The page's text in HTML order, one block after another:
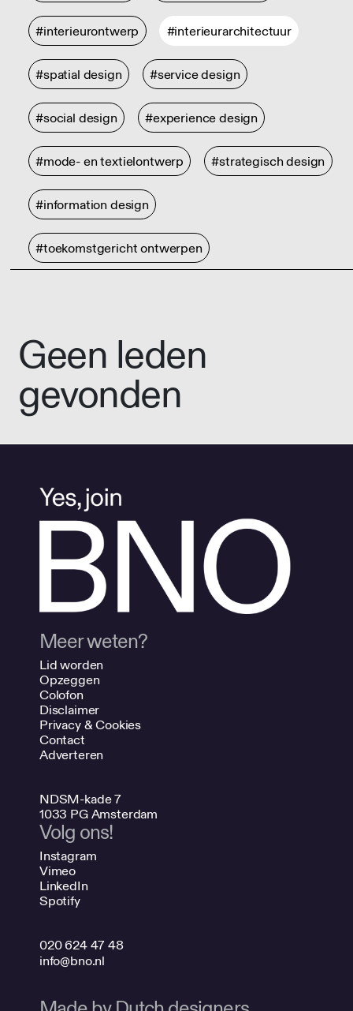
#interieurontwerp #interieurarchitectuur
#spatial design #service design
#social design #experience design
#mode- en textielontwerp #strategisch design
#information design
#toekomstgericht ontwerpen
Geen leden
gevonden
Meer weten?
Lid worden
Opzeggen
Colofon
Disclaimer
Privacy & Cookies
Contact
Adverteren
NDSM-kade 7
1033 PG Amsterdam
Volg ons!
Instagram
Vimeo
LinkedIn
Spotify
020 624 47 48
info@bno.nl